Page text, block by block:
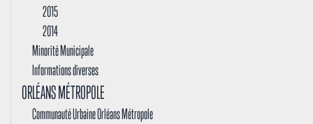
2015
2014
Minorité Municipale
Informations diverses
ORLÉANS MÉTROPOLE
Communauté Urbaine Orléans Métropole